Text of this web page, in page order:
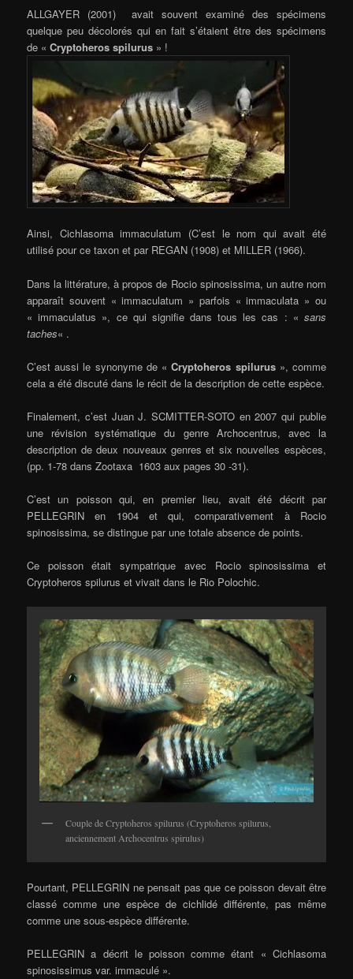
ALLGAYER (2001) avait souvent examiné des spécimens
quelque peu décolorés qui en fait s’étaient être des spécimens
de «Cryptoheros spilurus » !
Ainsi, Cichlasoma immaculatum (C’est le nom qui avait été
utilisé pour ce taxon et par REGAN (1908) et MILLER (1966).
Dans la littérature, à propos de Rocio spinosissima, un autre nom
apparaît souvent « immaculatum » parfois « immaculata » ou
« immaculatus », ce qui signifie dans tous les cas : « sans
taches« .
C’est aussi le synonyme de «Cryptoheros spilurus», comme
cela a été discuté dans le récit de la description de cette espèce.
Finalement, c’est Juan J. SCMITTER-SOTO en 2007 qui publie
une révision systématique du genre Archocentrus, avec la
description de deux nouveaux genres et six nouvelles espèces,
(pp. 1-78 dans Zootaxa 1603 aux pages 30 -31).
C’est un poisson qui, en premier lieu, avait été décrit par
PELLEGRIN en 1904 et qui, comparativement à Rocio
spinosissima, se distingue par une totale absence de points.
Ce poisson était sympatrique avec Rocio spinosissima et
Cryptoheros spilurus et vivait dans le Rio Polochic.
Couple de Cryptoheros spilurus (Cryptoheros spilurus,
anciennement Archocentrus spirulus)
Pourtant, PELLEGRIN ne pensait pas que ce poisson devait être
classé comme une espèce de cichlidé différente, pas même
comme une sous-espèce différente.
PELLEGRIN a décrit le poisson comme étant « Cichlasoma
spinosissimus var. immaculé ».